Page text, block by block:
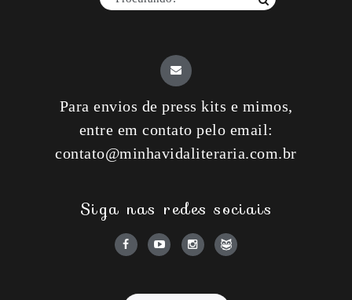
Para envios de press kits e mimos,
entre em contato pelo email:
contato@minhavidaliteraria.com.br
Siga nas redes sociais